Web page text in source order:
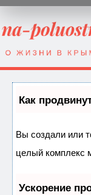
Как
Вы создали или
целый комплекс
Ускорение